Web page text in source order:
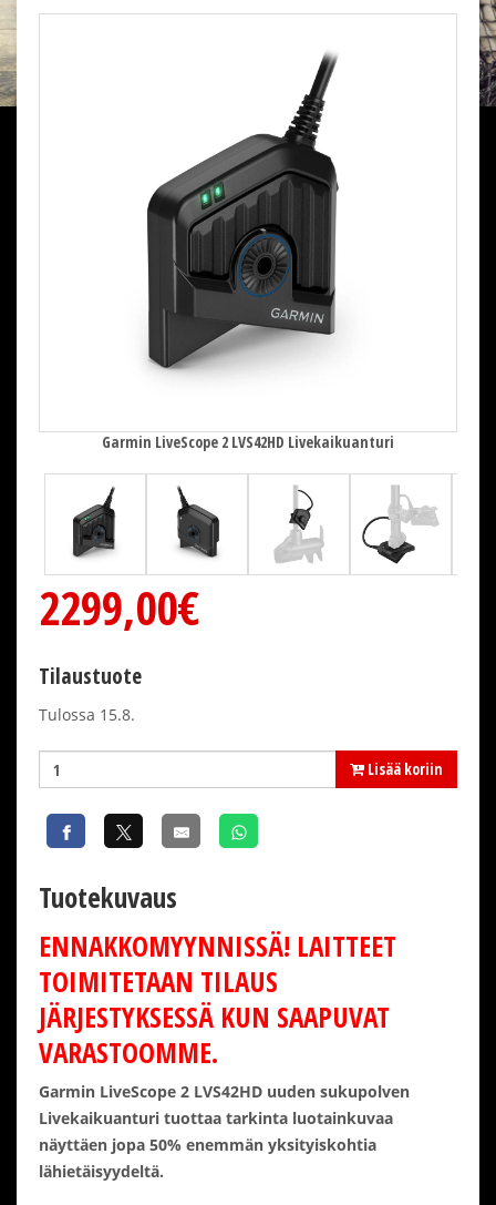
Garmin LiveScope 2 LVS42HD Livekaikuanturi
2299,00€
Tilaustuote
Tulossa 15.8.
Lisää koriin
Tuotekuvaus
ENNAKKOMYYNNISSÄ! LAITTEET
TOIMITETAAN TILAUS
JÄRJESTYKSESSÄ KUN SAAPUVAT
VARASTOOMME.
Garmin LiveScope 2 LVS42HD uuden sukupolven
Livekaikuanturi tuottaa tarkinta luotainkuvaa
näyttäen jopa 50% enemmän yksityiskohtia
lähietäisyydeltä.